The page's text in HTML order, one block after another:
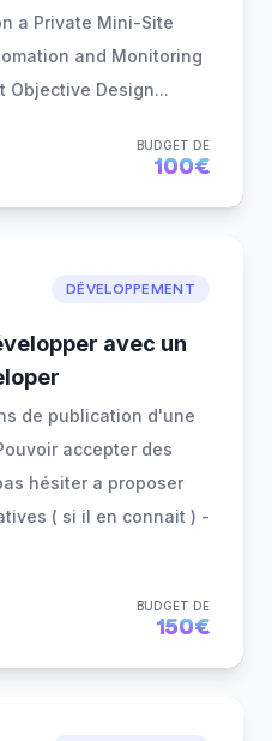
a Private Mini-Site
and Monitoring
Objective Design...
BUDGET DE
100€
DÉVELOPPEMENT
avec un
de publication d'une
accepter des
hésiter a proposer
( si il en connait ) -
BUDGET DE
150€